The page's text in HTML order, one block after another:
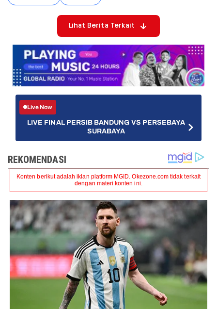
Lihat Berita Terkait
Live Now
LIVE FINAL PERSIB BANDUNG VS PERSEBAYA
SURABAYA